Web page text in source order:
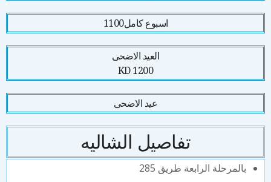
اسبوع كامل1100
العيد الاضحى
1200 KD
عيد الاضحى
تفاصيل الشاليه
بالمرحلة الرابعة طريق 285